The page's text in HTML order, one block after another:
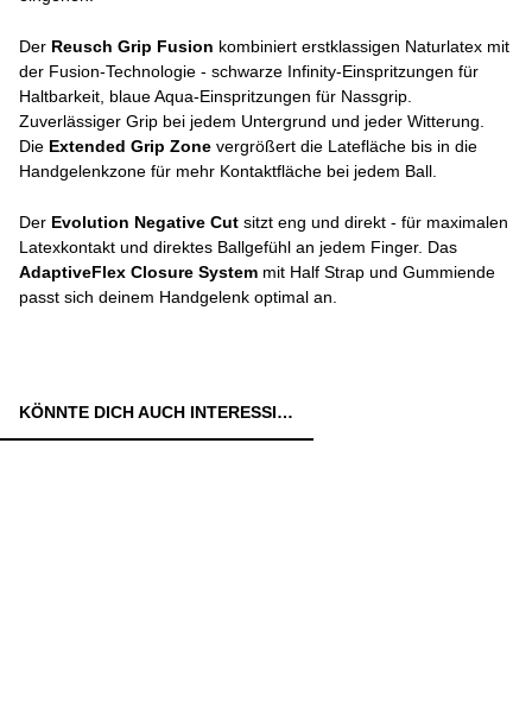
Der Reusch Grip Fusion kombiniert erstklassigen Naturlatex mit
der Fusion-Technologie - schwarze Infinity-Einspritzungen für
Haltbarkeit, blaue Aqua-Einspritzungen für Nassgrip.
Zuverlässiger Grip bei jedem Untergrund und jeder Witterung.
Die Extended Grip Zone vergrößert die Latefläche bis in die
Handgelenkzone für mehr Kontaktfläche bei jedem Ball.
Der Evolution Negative Cut sitzt eng und direkt - für maximalen
Latexkontakt und direktes Ballgefühl an jedem Finger. Das
AdaptiveFlex Closure System mit Half Strap und Gummiende
passt sich deinem Handgelenk optimal an.
KÖNNTE DICH AUCH INTERESSIEREN: